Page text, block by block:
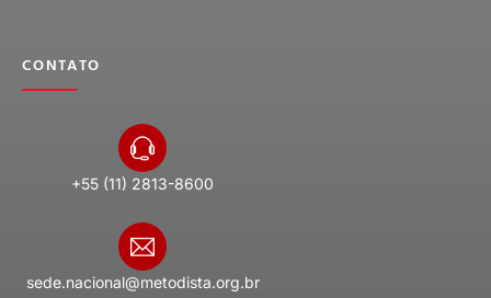
CONTATO
+55 (11) 2813-8600
sede.nacional@metodista.org.br